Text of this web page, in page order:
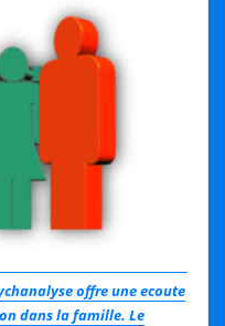
offre une ecoute
dans la famille. Le